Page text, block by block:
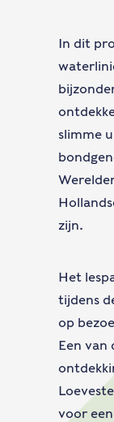
In dit
slimme
zijn.
Het
tijdens
op
Een van
voor